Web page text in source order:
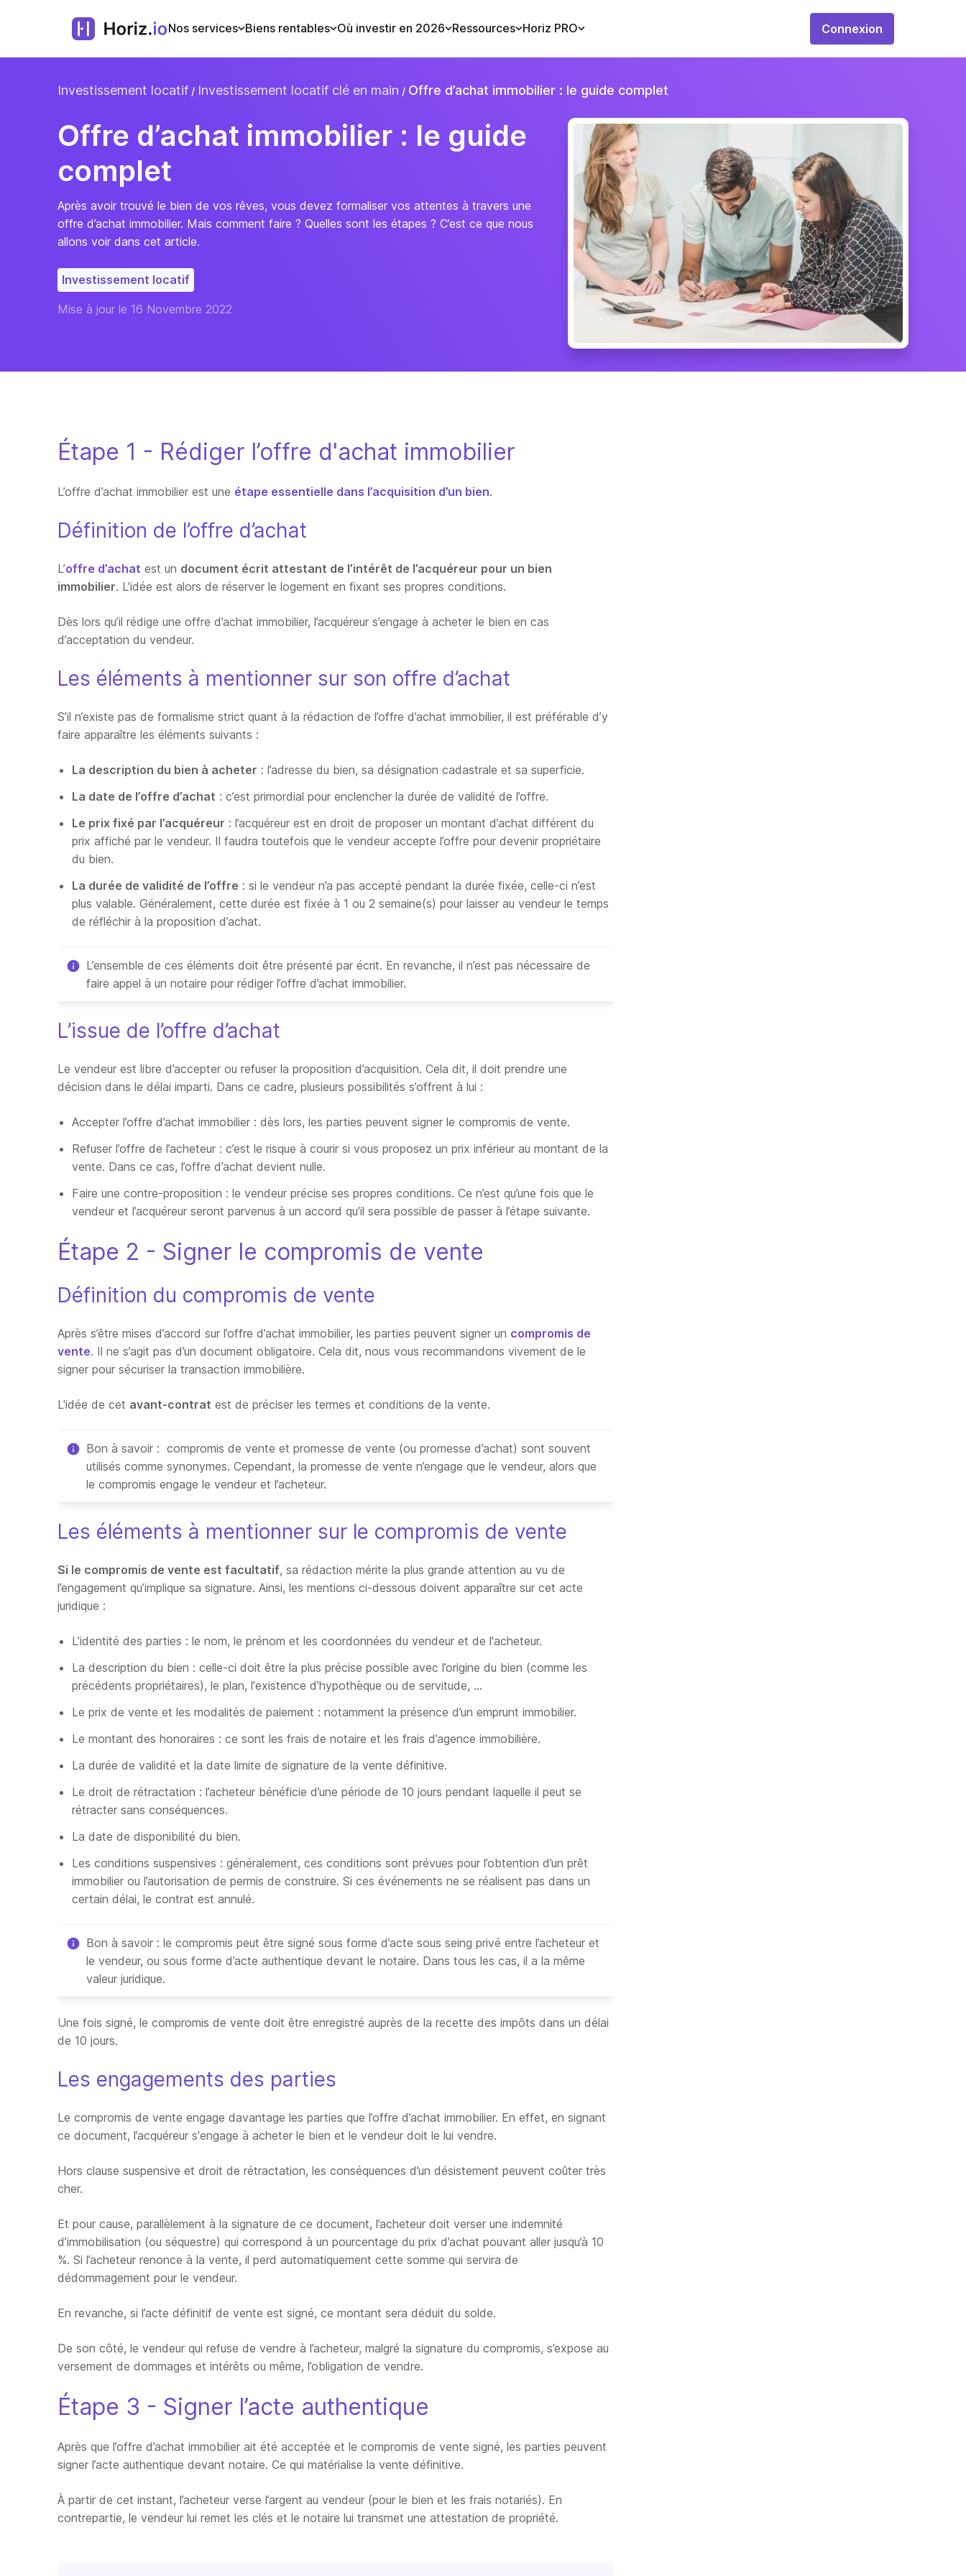
Nos services Biens rentables Où investir en 2026 Ressources Horiz PRO Connexion
Investissement locatif Investissement locatif clé en main Offre d’achat immobilier : le guide complet
Offre d’achat immobilier : le guide
complet
Après avoir trouvé le bien de vos rêves, vous devez formaliser vos attentes à travers une
offre d’achat immobilier. Mais comment faire ? Quelles sont les étapes ? C’est ce que nous
allons voir dans cet article.
Investissement locatif
Mise à jour le 16 Novembre 2022
Étape 1 - Rédiger l’offre d'achat immobilier
L’offre d’achat immobilier est une étape essentielle dans l’acquisition d’un bien.
Définition de l’offre d’achat
L’offre d’achat est un document écrit attestant de l’intérêt de l’acquéreur pour un bien
immobilier. L’idée est alors de réserver le logement en fixant ses propres conditions.
Dès lors qu’il rédige une offre d’achat immobilier, l’acquéreur s’engage à acheter le bien en cas
d’acceptation du vendeur.
Les éléments à mentionner sur son offre d’achat
S’il n’existe pas de formalisme strict quant à la rédaction de l’offre d’achat immobilier, il est préférable d’y
faire apparaître les éléments suivants :
La description du bien à acheter : l’adresse du bien, sa désignation cadastrale et sa superficie.
La date de l’offre d’achat : c’est primordial pour enclencher la durée de validité de l’offre.
Le prix fixé par l’acquéreur : l’acquéreur est en droit de proposer un montant d’achat différent du
prix affiché par le vendeur. Il faudra toutefois que le vendeur accepte l’offre pour devenir propriétaire
du bien.
La durée de validité de l’offre : si le vendeur n’a pas accepté pendant la durée fixée, celle-ci n’est
plus valable. Généralement, cette durée est fixée à 1 ou 2 semaine(s) pour laisser au vendeur le temps
de réfléchir à la proposition d’achat.
L’ensemble de ces éléments doit être présenté par écrit. En revanche, il n’est pas nécessaire de
faire appel à un notaire pour rédiger l’offre d’achat immobilier.
L’issue de l’offre d’achat
Le vendeur est libre d’accepter ou refuser la proposition d’acquisition. Cela dit, il doit prendre une
décision dans le délai imparti. Dans ce cadre, plusieurs possibilités s’offrent à lui :
Accepter l’offre d’achat immobilier : dès lors, les parties peuvent signer le compromis de vente.
Refuser l’offre de l’acheteur : c’est le risque à courir si vous proposez un prix inférieur au montant de la
vente. Dans ce cas, l’offre d’achat devient nulle.
Faire une contre-proposition : le vendeur précise ses propres conditions. Ce n’est qu’une fois que le
vendeur et l’acquéreur seront parvenus à un accord qu’il sera possible de passer à l’étape suivante.
Étape 2 - Signer le compromis de vente
Définition du compromis de vente
Après s’être mises d’accord sur l’offre d’achat immobilier, les parties peuvent signer un compromis de
vente. Il ne s’agit pas d’un document obligatoire. Cela dit, nous vous recommandons vivement de le
signer pour sécuriser la transaction immobilière.
L'idée de cet avant-contrat est de préciser les termes et conditions de la vente.
Bon à savoir : compromis de vente et promesse de vente (ou promesse d’achat) sont souvent
utilisés comme synonymes. Cependant, la promesse de vente n’engage que le vendeur, alors que
le compromis engage le vendeur et l’acheteur.
Les éléments à mentionner sur le compromis de vente
Si le compromis de vente est facultatif, sa rédaction mérite la plus grande attention au vu de
l’engagement qu’implique sa signature. Ainsi, les mentions ci-dessous doivent apparaître sur cet acte
juridique :
L’identité des parties : le nom, le prénom et les coordonnées du vendeur et de l'acheteur.
La description du bien : celle-ci doit être la plus précise possible avec l’origine du bien (comme les
précédents propriétaires), le plan, l'existence d’hypothèque ou de servitude, …
Le prix de vente et les modalités de paiement : notamment la présence d’un emprunt immobilier.
Le montant des honoraires : ce sont les frais de notaire et les frais d’agence immobilière.
La durée de validité et la date limite de signature de la vente définitive.
Le droit de rétractation : l’acheteur bénéficie d’une période de 10 jours pendant laquelle il peut se
rétracter sans conséquences.
La date de disponibilité du bien.
Les conditions suspensives : généralement, ces conditions sont prévues pour l’obtention d’un prêt
immobilier ou l’autorisation de permis de construire. Si ces événements ne se réalisent pas dans un
certain délai, le contrat est annulé.
Bon à savoir : le compromis peut être signé sous forme d’acte sous seing privé entre l’acheteur et
le vendeur, ou sous forme d’acte authentique devant le notaire. Dans tous les cas, il a la même
valeur juridique.
Une fois signé, le compromis de vente doit être enregistré auprès de la recette des impôts dans un délai
de 10 jours.
Les engagements des parties
Le compromis de vente engage davantage les parties que l’offre d’achat immobilier. En effet, en signant
ce document, l’acquéreur s'engage à acheter le bien et le vendeur doit le lui vendre.
Hors clause suspensive et droit de rétractation, les conséquences d’un désistement peuvent coûter très
cher.
Et pour cause, parallèlement à la signature de ce document, l’acheteur doit verser une indemnité
d’immobilisation (ou séquestre) qui correspond à un pourcentage du prix d’achat pouvant aller jusqu’à 10
%. Si l’acheteur renonce à la vente, il perd automatiquement cette somme qui servira de
dédommagement pour le vendeur.
En revanche, si l’acte définitif de vente est signé, ce montant sera déduit du solde.
De son côté, le vendeur qui refuse de vendre à l’acheteur, malgré la signature du compromis, s’expose au
versement de dommages et intérêts ou même, l’obligation de vendre.
Étape 3 - Signer l’acte authentique
Après que l’offre d’achat immobilier ait été acceptée et le compromis de vente signé, les parties peuvent
signer l’acte authentique devant notaire. Ce qui matérialise la vente définitive.
À partir de cet instant, l’acheteur verse l’argent au vendeur (pour le bien et les frais notariés). En
contrepartie, le vendeur lui remet les clés et le notaire lui transmet une attestation de propriété.